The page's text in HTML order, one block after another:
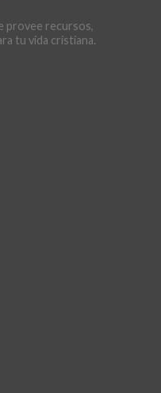
provee recursos,
tu vida cristiana.